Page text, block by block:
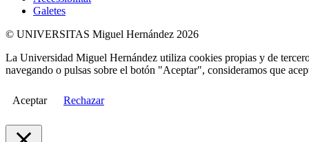
Galetes
© UNIVERSITAS Miguel Hernández 2026
La Universidad Miguel Hernández utiliza cookies propias y de
navegando o pulsas sobre el botón "Aceptar", consideramos que
Aceptar Rechazar